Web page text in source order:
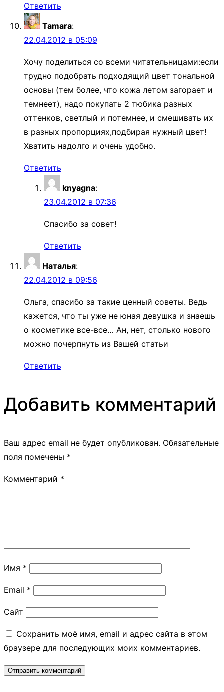
Ответить
Tamara:
22.04.2012 в 05:09
Хочу поделиться со всеми читательницами:если
трудно подобрать подходящий цвет тональной
основы (тем более, что кожа летом загорает и
темнеет), надо покупать 2 тюбика разных
оттенков, светлый и потемнее, и смешивать их
в разных пропорциях,подбирая нужный цвет!
Хватить надолго и очень удобно.
Ответить
knyagna:
23.04.2012 в 07:36
Спасибо за совет!
Ответить
Наталья:
22.04.2012 в 09:56
Ольга, спасибо за такие ценный советы. Ведь
кажется, что ты уже не юная девушка и знаешь
о косметике все-все… Ан, нет, столько нового
можно почерпнуть из Вашей статьи
Ответить
Добавить комментарий
Ваш адрес email не будет опубликован. Обязательные
поля помечены *
Комментарий *
Имя *
Email *
Сайт
Сохранить моё имя, email и адрес сайта в этом
браузере для последующих моих комментариев.